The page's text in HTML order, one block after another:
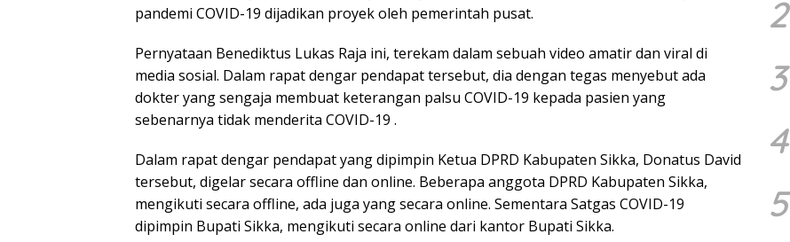
pandemi COVID-19 dijadikan proyek oleh pemerintah pusat.
Pernyataan Benediktus Lukas Raja ini, terekam dalam sebuah video amatir dan viral di
media sosial. Dalam rapat dengar pendapat tersebut, dia dengan tegas menyebut ada
dokter yang sengaja membuat keterangan palsu COVID-19 kepada pasien yang
sebenarnya tidak menderita COVID-19 .
Dalam rapat dengar pendapat yang dipimpin Ketua DPRD Kabupaten Sikka, Donatus David
tersebut, digelar secara offline dan online. Beberapa anggota DPRD Kabupaten Sikka,
mengikuti secara offline, ada juga yang secara online. Sementara Satgas COVID-19
dipimpin Bupati Sikka, mengikuti secara online dari kantor Bupati Sikka.
2
3
4
5